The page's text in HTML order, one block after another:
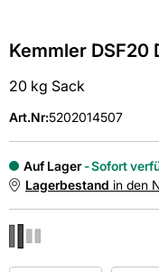
Kemmler DSF20
20 kg Sack
Art.Nr:5202014507
Auf Lager
Sofort
Lagerbestand in den